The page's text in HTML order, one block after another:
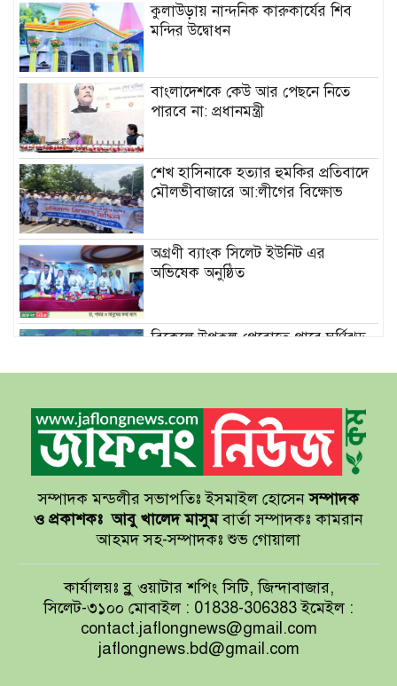
কুলাউড়ায় নান্দনিক কারুকার্যের শিব
মন্দির উদ্বোধন
বাংলাদেশকে কেউ আর পেছনে নিতে
পারবে না: প্রধানমন্ত্রী
শেখ হাসিনাকে হত্যার হুমকির প্রতিবাদে
মৌলভীবাজারে আ:লীগের বিক্ষোভ
অগ্রণী ব্যাংক সিলেট ইউনিট এর
অভিষেক অনুষ্ঠিত
বিকেলে উপকূল পেরোতে পারে ঘূর্ণিঝড়
সেন্টমার্টিনের সব হোটেল-মোটেল-
রিসোর্টকে আশ্রয়কেন্দ্র ঘোষণা
বাখমুত পুনরুদ্ধারের দাবি ইউক্রেনের
আয়ারল্যান্ডের রানের পাহাড় টপকে
টাইগারদের জয়
সুখবর দিলেন জয়া আহসান
সম্পাদক মন্ডলীর সভাপতিঃ ইসমাইল হোসেনসম্পাদক
ও প্রকাশকঃ আবু খালেদ মাসুমবার্তা সম্পাদকঃ কামরান
আহমদ সহ-সম্পাদকঃ শুভ গোয়ালা
কার্যালয়ঃ ব্লু ওয়াটার শপিং সিটি, জিন্দাবাজার,
সিলেট-৩১০০ মোবাইল : 01838-306383 ইমেইল :
contact.jaflongnews@gmail.com
jaflongnews.bd@gmail.com